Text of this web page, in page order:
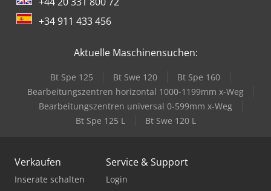
+34 911 433 456
Aktuelle Maschinensuchen:
Bt Spe 125 Bt Swe 120
Bt Spe 160
Bearbeitungszentren horizontal 1000-1199mm x-Weg
Bearbeitungszentren universal 0-599mm x-Weg
Bt Spe 125 L
Bt Swe 120 L
Verkaufen
Inserate schalten
Service & Support
Login